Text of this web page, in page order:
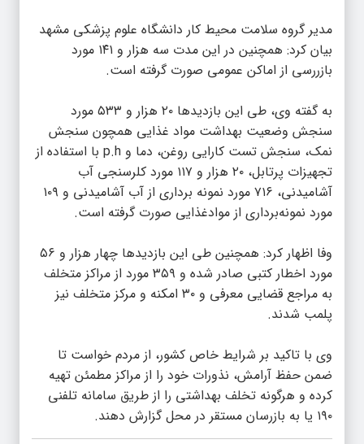
مدیر گروه سلامت محیط کار دانشگاه علوم پزشکی مشهد
بیان کرد: همچنین در این مدت سه هزار و ۱۴۱ مورد
بازررسی از اماکن عمومی صورت گرفته است.
به گفته وی، طی این بازدیدها ۲۰ هزار و ۵۳۳ مورد
سنجش وضعیت بهداشت مواد غذایی همچون سنجش
نمک، سنجش تست کارایی روغن، دما و p.h با استفاده از
تجهیزات پرتابل، ۲۰ هزار و ۱۱۷ مورد کلرسنجی آب
آشامیدنی، ۷۱۶ مورد نمونه برداری از آب آشامیدنی و ۱۰۹
مورد نمونه‌برداری از موادغذایی صورت گرفته است.
وفا اظهار کرد: همچنین طی این بازدیدها چهار هزار و ۵۶
مورد اخطار کتبی صادر شده و ۳۵۹ مورد از مراکز متخلف
به مراجع قضایی معرفی و ۳۰ امکنه و مرکز متخلف نیز
پلمب شدند.
وی با تاکید بر شرایط خاص کشور، از مردم خواست تا
ضمن حفظ آرامش، نذورات خود را از مراکز مطمئن تهیه
کرده و هرگونه تخلف بهداشتی را از طریق سامانه تلفنی
۱۹۰ یا به بازرسان مستقر در محل گزارش دهند.